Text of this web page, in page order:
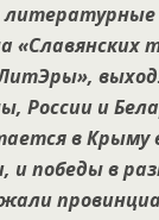
«Славянских
России и
в Крыму
и победы в